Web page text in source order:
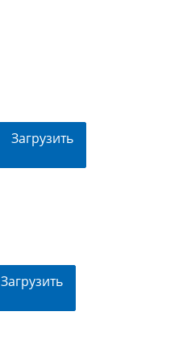
Загрузить
Загрузить